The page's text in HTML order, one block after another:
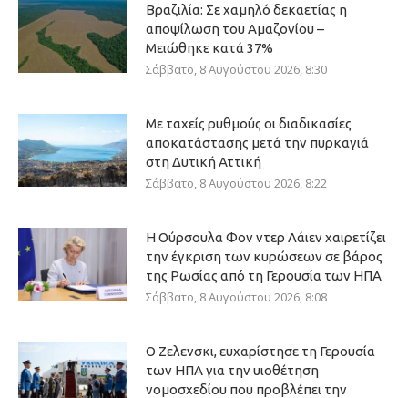
Βραζιλία: Σε χαμηλό δεκαετίας η
αποψίλωση του Αμαζονίου –
Μειώθηκε κατά 37%
Σάββατο, 8 Αυγούστου 2026, 8:30
Με ταχείς ρυθμούς οι διαδικασίες
αποκατάστασης μετά την πυρκαγιά
στη Δυτική Αττική
Σάββατο, 8 Αυγούστου 2026, 8:22
Η Ούρσουλα Φον ντερ Λάιεν χαιρετίζει
την έγκριση των κυρώσεων σε βάρος
της Ρωσίας από τη Γερουσία των ΗΠΑ
Σάββατο, 8 Αυγούστου 2026, 8:08
Ο Ζελενσκι, ευχαρίστησε τη Γερουσία
των ΗΠΑ για την υιοθέτηση
νομοσχεδίου που προβλέπει την